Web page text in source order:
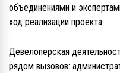
объединениями и
ход реализации проекта.
Девелоперская
рядом вызовов: